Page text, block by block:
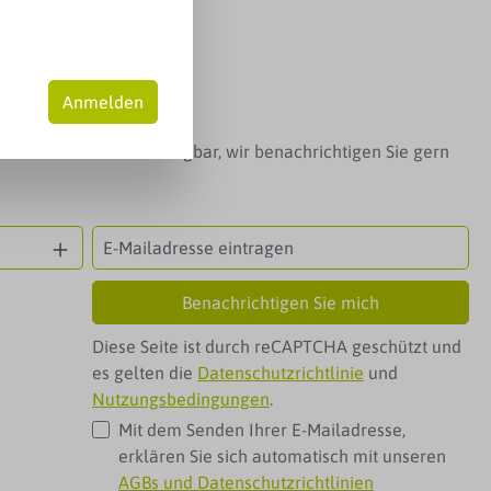
zzgl. Versandkosten
das Produkt nicht verfügbar, wir benachrichtigen Sie gern
Benachrichtigen Sie mich
Diese Seite ist durch reCAPTCHA geschützt und
es gelten die Datenschutzrichtlinie und
Nutzungsbedingungen.
Mit dem Senden Ihrer E-Mailadresse,
erklären Sie sich automatisch mit unseren
AGBs und Datenschutzrichtlinien
Anmelden